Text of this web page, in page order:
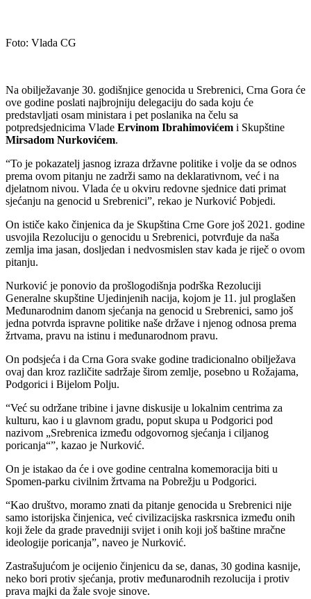
Foto: Vlada CG
Na obilježavanje 30. godišnjice genocida u Srebrenici, Crna Gora će
ove godine poslati najbrojniju delegaciju do sada koju će
predstavljati osam ministara i pet poslanika na čelu sa
potpredsjednicima Vlade Ervinom Ibrahimovićem i Skupštine
Mirsadom Nurkovićem.
“To je pokazatelj jasnog izraza državne politike i volje da se odnos
prema ovom pitanju ne zadrži samo na deklarativnom, već i na
djelatnom nivou. Vlada će u okviru redovne sjednice dati primat
sjećanju na genocid u Srebrenici”, rekao je Nurković Pobjedi.
On ističe kako činjenica da je Skupština Crne Gore još 2021. godine
usvojila Rezoluciju o genocidu u Srebrenici, potvrđuje da naša
zemlja ima jasan, dosljedan i nedvosmislen stav kada je riječ o ovom
pitanju.
Nurković je ponovio da prošlogodišnja podrška Rezoluciji
Generalne skupštine Ujedinjenih nacija, kojom je 11. jul proglašen
Međunarodnim danom sjećanja na genocid u Srebrenici, samo još
jedna potvrda ispravne politike naše države i njenog odnosa prema
žrtvama, pravu na istinu i međunarodnom pravu.
On podsjeća i da Crna Gora svake godine tradicionalno obilježava
ovaj dan kroz različite sadržaje širom zemlje, posebno u Rožajama,
Podgorici i Bijelom Polju.
“Već su održane tribine i javne diskusije u lokalnim centrima za
kulturu, kao i u glavnom gradu, poput skupa u Podgorici pod
nazivom „Srebrenica između odgovornog sjećanja i ciljanog
poricanja“”, kazao je Nurković.
On je istakao da će i ove godine centralna komemoracija biti u
Spomen-parku civilnim žrtvama na Pobrežju u Podgorici.
“Kao društvo, moramo znati da pitanje genocida u Srebrenici nije
samo istorijska činjenica, već civilizacijska raskrsnica između onih
koji žele da grade pravedniji svijet i onih koji još baštine mračne
ideologije poricanja”, naveo je Nurković.
Zastrašujućom je ocijenio činjenicu da se, danas, 30 godina kasnije,
neko bori protiv sjećanja, protiv međunarodnih rezolucija i protiv
prava majki da žale svoje sinove.